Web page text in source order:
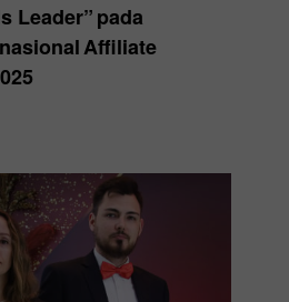
Leader” pada
Affiliate